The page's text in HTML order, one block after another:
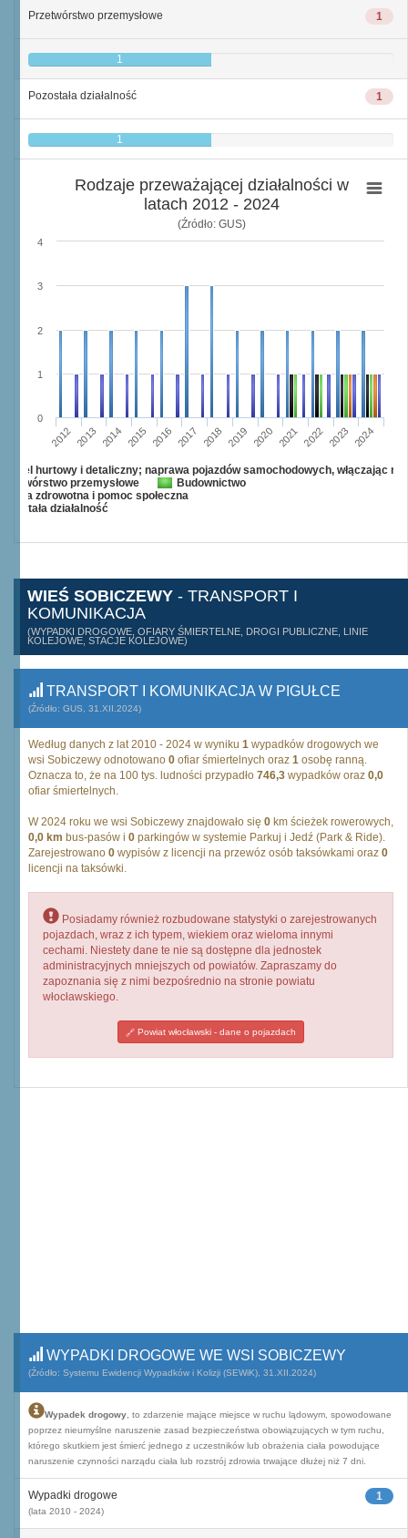
1
Przetwórstwo przemysłowe
1
1
Pozostała działalność
1
Rodzaje przeważającej działalności w
latach 2012 - 2024
(Źródło: GUS)
2012 2013 2014 2015 2016 2017 2018 2019 2020 2021 2022 2023 2024
0
1
2
3
4
hurtowy i detaliczny; naprawa pojazdów samochodowych, włączając
przemysłowe
Budownictwo
zdrowotna i pomoc społeczna
działalność
WIEŚ SOBICZEWY - TRANSPORT I
KOMUNIKACJA
(WYPADKI DROGOWE, OFIARY ŚMIERTELNE, DROGI PUBLICZNE, LINIE
KOLEJOWE, STACJE KOLEJOWE)
TRANSPORT I KOMUNIKACJA W PIGUŁCE
(Źródło: GUS, 31.XII.2024)
Według danych z lat 2010 - 2024 w wyniku 1 wypadków drogowych we
wsi Sobiczewy odnotowano 0 ofiar śmiertelnych oraz 1 osobę ranną.
Oznacza to, że na 100 tys. ludności przypadło 746,3 wypadków oraz 0,0
ofiar śmiertelnych.
W 2024 roku we wsi Sobiczewy znajdowało się 0 km ścieżek rowerowych,
0,0 km bus-pasów i 0 parkingów w systemie Parkuj i Jedź (Park & Ride).
Zarejestrowano 0 wypisów z licencji na przewóz osób taksówkami oraz 0
licencji na taksówki.
Posiadamy również rozbudowane statystyki o zarejestrowanych
pojazdach, wraz z ich typem, wiekiem oraz wieloma innymi
cechami. Niestety dane te nie są dostępne dla jednostek
administracyjnych mniejszych od powiatów. Zapraszamy do
zapoznania się z nimi bezpośrednio na stronie powiatu
włocławskiego.
Powiat włocławski - dane o pojazdach
WYPADKI DROGOWE WE WSI SOBICZEWY
(Źródło: Systemu Ewidencji Wypadków i Kolizji (SEWiK), 31.XII.2024)
Wypadek drogowy , to zdarzenie mające miejsce w ruchu lądowym, spowodowane
poprzez nieumyślne naruszenie zasad bezpieczeństwa obowiązujących w tym ruchu,
którego skutkiem jest śmierć jednego z uczestników lub obrażenia ciała powodujące
naruszenie czynności narządu ciała lub rozstrój zdrowia trwające dłużej niż 7 dni.
1
Wypadki drogowe
(lata 2010 - 2024)